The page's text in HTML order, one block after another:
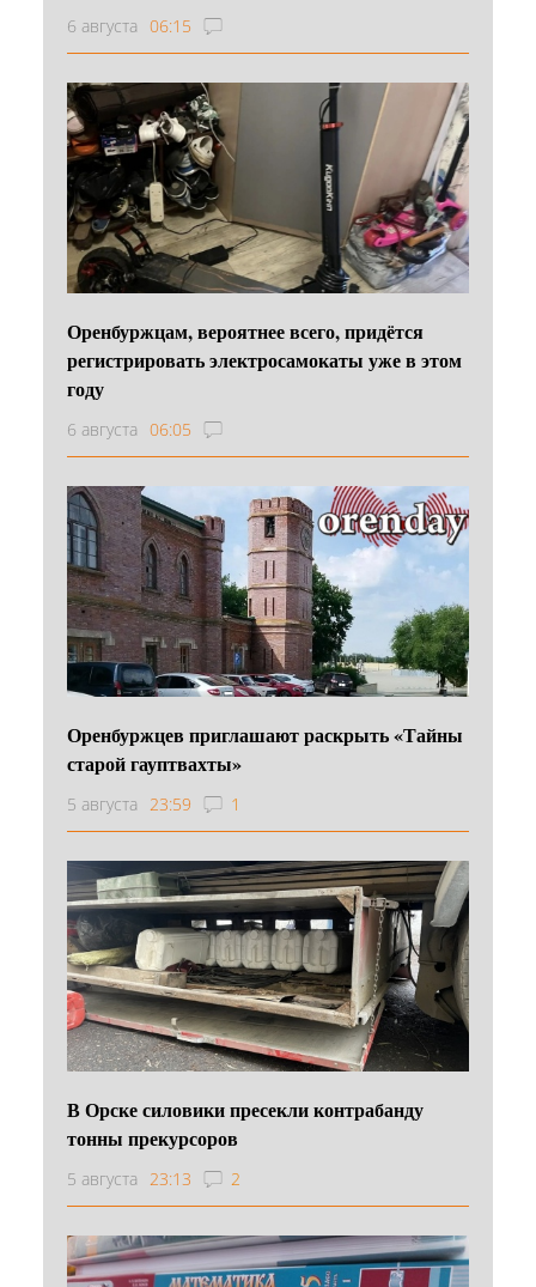
6 августа 06:15
Оренбуржцам, вероятнее всего, придётся
регистрировать электросамокаты уже в этом
году
6 августа 06:05
Оренбуржцев приглашают раскрыть «Тайны
старой гауптвахты»
5 августа 23:59 1
В Орске силовики пресекли контрабанду
тонны прекурсоров
5 августа 23:13 2